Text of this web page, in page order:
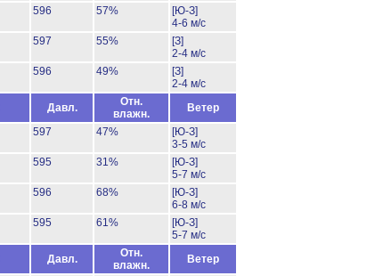
596 57%
[Ю-З]
4-6 м/с
597 55%
[З]
2-4 м/с
596 49%
[З]
2-4 м/с
Давл.
Отн.
влажн.
Ветер
597 47%
[Ю-З]
3-5 м/с
595 31%
[Ю-З]
5-7 м/с
596 68%
[Ю-З]
6-8 м/с
595 61%
[Ю-З]
5-7 м/с
Давл.
Отн.
влажн.
Ветер